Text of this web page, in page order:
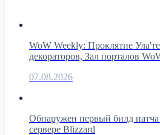
WoW Weekly: Проклятие
декораторов, Зал порталов
07.08.2026
Обнаружен первый билд патча
сервере Blizzard